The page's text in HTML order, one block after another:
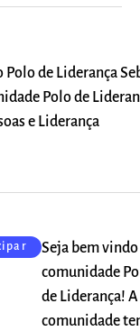
de Liderança
Polo de
e Liderança
Seja bem vindo
comunidade
de Liderança! A
comunidade